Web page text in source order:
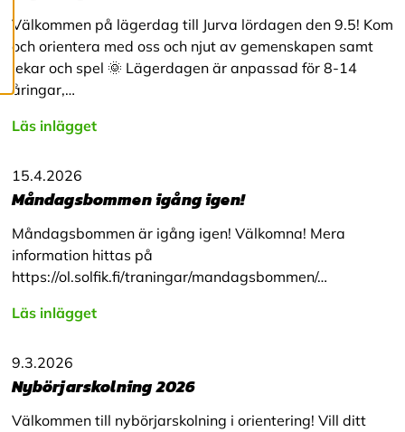
e
s
Välkommen på lägerdag till Jurva lördagen den 9.5! Kom
och orientera med oss och njut av gemenskapen samt
lekar och spel 🌞 Lägerdagen är anpassad för 8-14
åringar,…
Läs inlägget
15.4.2026
Måndagsbommen igång igen!
Måndagsbommen är igång igen! Välkomna! Mera
information hittas på
https://ol.solfik.fi/traningar/mandagsbommen/…
Läs inlägget
9.3.2026
Nybörjarskolning 2026
Välkommen till nybörjarskolning i orientering! Vill ditt